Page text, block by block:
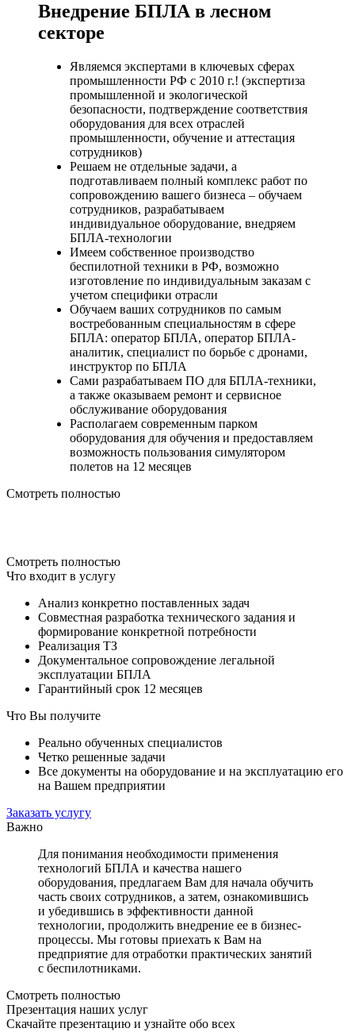
Внедрение БПЛА в лесном
секторе
Являемся экспертами в ключевых сферах
промышленности РФ с 2010 г.! (экспертиза
промышленной и экологической
безопасности, подтверждение соответствия
оборудования для всех отраслей
промышленности, обучение и аттестация
сотрудников)
Решаем не отдельные задачи, а
подготавливаем полный комплекс работ по
сопровождению вашего бизнеса – обучаем
сотрудников, разрабатываем
индивидуальное оборудование, внедряем
БПЛА-технологии
Имеем собственное производство
беспилотной техники в РФ, возможно
изготовление по индивидуальным заказам с
учетом специфики отрасли
Обучаем ваших сотрудников по самым
востребованным специальностям в сфере
БПЛА: оператор БПЛА, оператор БПЛА-
аналитик, специалист по борьбе с дронами,
инструктор по БПЛА
Сами разрабатываем ПО для БПЛА-техники,
а также оказываем ремонт и сервисное
обслуживание оборудования
Располагаем современным парком
оборудования для обучения и предоставляем
возможность пользования симулятором
полетов на 12 месяцев
Смотреть полностью
Смотреть полностью
Что входит в услугу
Анализ конкретно поставленных задач
Совместная разработка технического задания и
формирование конкретной потребности
Реализация ТЗ
Документальное сопровождение легальной
эксплуатации БПЛА
Гарантийный срок 12 месяцев
Что Вы получите
Реально обученных специалистов
Четко решенные задачи
Все документы на оборудование и на эксплуатацию его
на Вашем предприятии
Заказать услугу
Важно
Для понимания необходимости применения
технологий БПЛА и качества нашего
оборудования, предлагаем Вам для начала обучить
часть своих сотрудников, а затем, ознакомившись
и убедившись в эффективности данной
технологии, продолжить внедрение ее в бизнес-
процессы. Мы готовы приехать к Вам на
предприятие для отработки практических занятий
с беспилотниками.
Смотреть полностью
Презентация наших услуг
Скачайте презентацию и узнайте обо всех